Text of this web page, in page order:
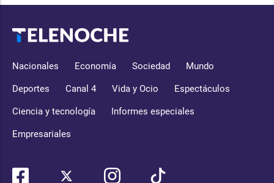
Nacionales Economía Sociedad Mundo
Deportes Canal 4 Vida y Ocio Espectáculos
Ciencia y tecnología Informes especiales
Empresariales